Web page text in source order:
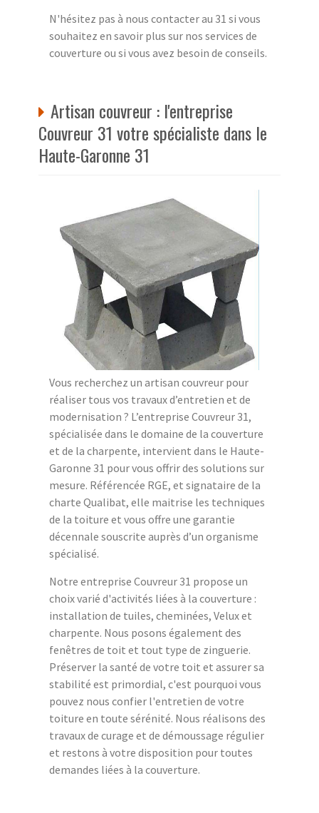
N'hésitez pas à nous contacter au 31 si vous
souhaitez en savoir plus sur nos services de
couverture ou si vous avez besoin de conseils.
Artisan couvreur : l'entreprise
Couvreur 31 votre spécialiste dans le
Haute-Garonne 31
Vous recherchez un artisan couvreur pour
réaliser tous vos travaux d’entretien et de
modernisation ? L’entreprise Couvreur 31,
spécialisée dans le domaine de la couverture
et de la charpente, intervient dans le Haute-
Garonne 31 pour vous offrir des solutions sur
mesure. Référencée RGE, et signataire de la
charte Qualibat, elle maitrise les techniques
de la toiture et vous offre une garantie
décennale souscrite auprès d’un organisme
spécialisé.
Notre entreprise Couvreur 31 propose un
choix varié d'activités liées à la couverture :
installation de tuiles, cheminées, Velux et
charpente. Nous posons également des
fenêtres de toit et tout type de zinguerie.
Préserver la santé de votre toit et assurer sa
stabilité est primordial, c'est pourquoi vous
pouvez nous confier l'entretien de votre
toiture en toute sérénité. Nous réalisons des
travaux de curage et de démoussage régulier
et restons à votre disposition pour toutes
demandes liées à la couverture.